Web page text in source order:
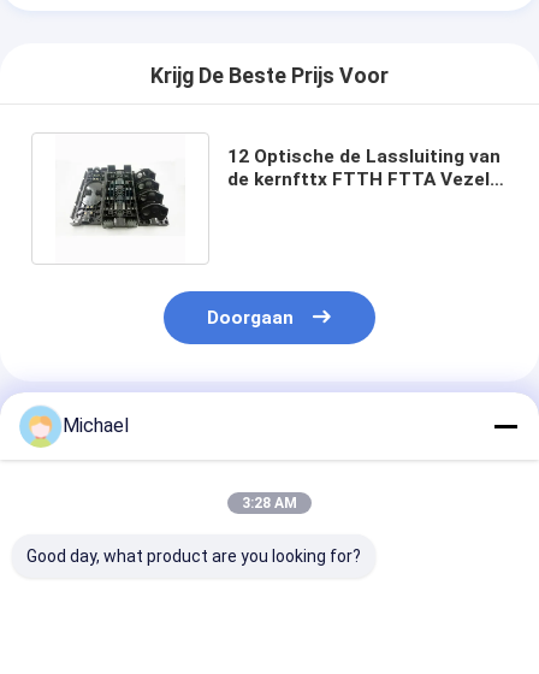
Krijg De Beste Prijs Voor
12 Optische de Lassluiting van
de kernfttx FTTH FTTA Vezel
Doorgaan
Geadviseerde Producten
Michael
3:28 AM
Good day, what product are you looking for?